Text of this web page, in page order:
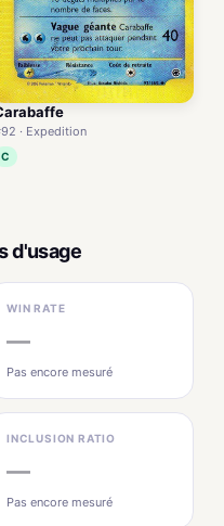
· Expedition
C
d'usage
WIN RATE
—
Pas encore mesuré
INCLUSION RATIO
—
Pas encore mesuré